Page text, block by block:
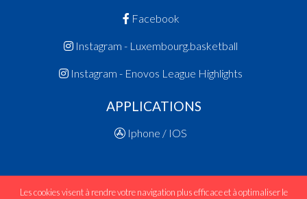
Facebook
Instagram - Luxembourg.basketball
Instagram - Enovos League Highlights
APPLICATIONS
Iphone / IOS
Les cookies visent à rendre votre navigation plus efficace et à optimaliser le